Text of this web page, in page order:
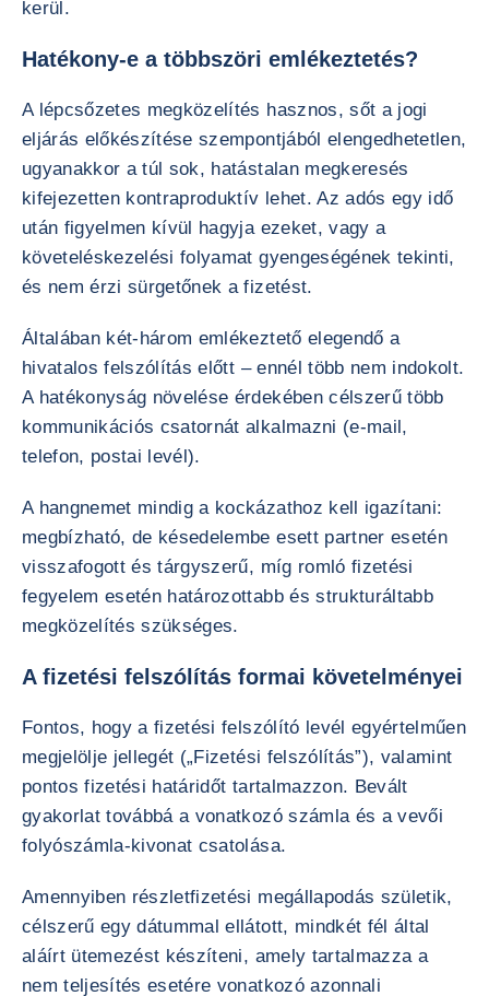
kerül.
Hatékony-e a többszöri emlékeztetés?
A lépcsőzetes megközelítés hasznos, sőt a jogi
eljárás előkészítése szempontjából elengedhetetlen,
ugyanakkor a túl sok, hatástalan megkeresés
kifejezetten kontraproduktív lehet. Az adós egy idő
után figyelmen kívül hagyja ezeket, vagy a
követeléskezelési folyamat gyengeségének tekinti,
és nem érzi sürgetőnek a fizetést.
Általában két-három emlékeztető elegendő a
hivatalos felszólítás előtt – ennél több nem indokolt.
A hatékonyság növelése érdekében célszerű több
kommunikációs csatornát alkalmazni (e-mail,
telefon, postai levél).
A hangnemet mindig a kockázathoz kell igazítani:
megbízható, de késedelembe esett partner esetén
visszafogott és tárgyszerű, míg romló fizetési
fegyelem esetén határozottabb és strukturáltabb
megközelítés szükséges.
A fizetési felszólítás formai követelményei
Fontos, hogy a fizetési felszólító levél egyértelműen
megjelölje jellegét („Fizetési felszólítás”), valamint
pontos fizetési határidőt tartalmazzon. Bevált
gyakorlat továbbá a vonatkozó számla és a vevői
folyószámla-kivonat csatolása.
Amennyiben részletfizetési megállapodás születik,
célszerű egy dátummal ellátott, mindkét fél által
aláírt ütemezést készíteni, amely tartalmazza a
nem teljesítés esetére vonatkozó azonnali